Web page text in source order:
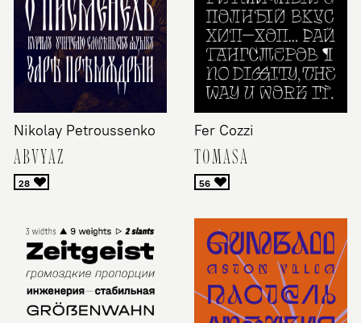
Nikolay Petroussenkо
ABVYAZ
Fer Cozzi
TOMASA